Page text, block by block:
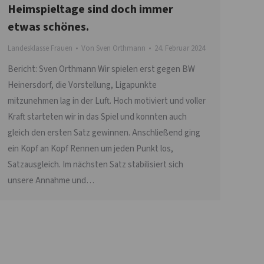
Heimspieltage sind doch immer
etwas schönes.
Landesklasse Frauen Von Sven Orthmann 24. Februar 2024
Bericht: Sven Orthmann Wir spielen erst gegen BW
Heinersdorf, die Vorstellung, Ligapunkte
mitzunehmen lag in der Luft. Hoch motiviert und voller
Kraft starteten wir in das Spiel und konnten auch
gleich den ersten Satz gewinnen. Anschließend ging
ein Kopf an Kopf Rennen um jeden Punkt los,
Satzausgleich. Im nächsten Satz stabilisiert sich
unsere Annahme und…